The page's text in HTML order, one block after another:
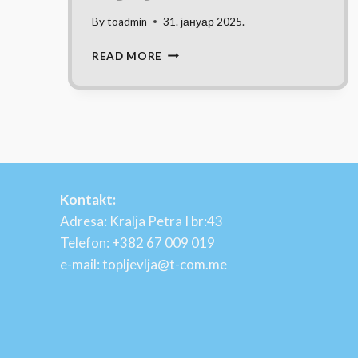
Bytoadmin 31. јануар 2025.
READ MORE KAMP
Kontakt:
Adresa: Kralja Petra I br:43
Telefon: +382 67 009 019
e-mail: topljevlja@t-com.me